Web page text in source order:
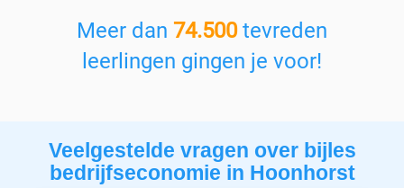
Meer dan 74.500tevreden
leerlingen gingen je voor!
Veelgestelde vragen over bijles
bedrijfseconomie in Hoonhorst